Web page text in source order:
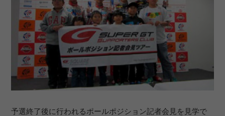
予選終了後に行われるポールポジション記者会見を見学で